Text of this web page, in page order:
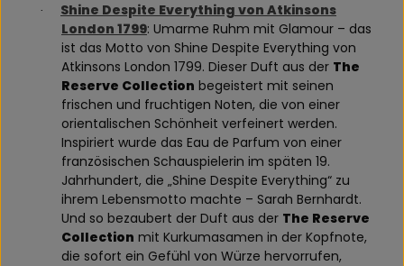
·
Shine Despite Everything von Atkinsons
London 1799: Umarme Ruhm mit Glamour – das
ist das Motto von Shine Despite Everything von
Atkinsons London 1799. Dieser Duft aus der The
Reserve Collection begeistert mit seinen
frischen und fruchtigen Noten, die von einer
orientalischen Schönheit verfeinert werden.
Inspiriert wurde das Eau de Parfum von einer
französischen Schauspielerin im späten 19.
Jahrhundert, die „Shine Despite Everything“ zu
ihrem Lebensmotto machte – Sarah Bernhardt.
Und so bezaubert der Duft aus der The Reserve
Collection mit Kurkumasamen in der Kopfnote,
die sofort ein Gefühl von Würze hervorrufen,